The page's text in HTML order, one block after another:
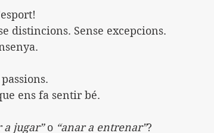
distincions. Sense excepcions.
ens fa sentir bé.
a jugar” o “anar a entrenar”?